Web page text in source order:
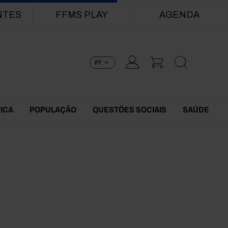
FFMS PLAY AGENDA
PT
POPULAÇÃO QUESTÕES SOCIAIS SAÚDE